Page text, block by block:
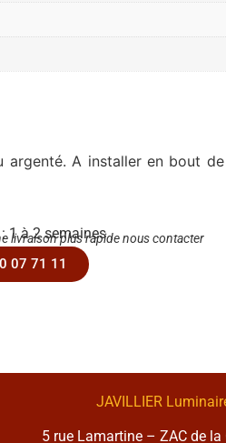
A installer en bout
1 à 2 semaines
livraison plus rapide nous contacter
07 71 11
JAVILLIER
5 rue Lamartine – ZAC de la